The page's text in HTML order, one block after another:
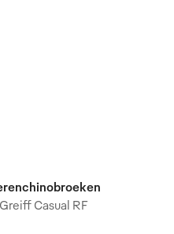
Greiff Casual RF